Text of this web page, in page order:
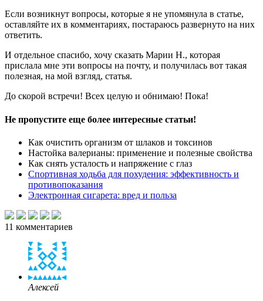
Если возникнут вопросы, которые я не упомянула в статье,
оставляйте их в комментариях, постараюсь развернуто на них
ответить.
И отдельное спасибо, хочу сказать Марии Н., которая
прислала мне эти вопросы на почту, и получилась вот такая
полезная, на мой взгляд, статья.
До скорой встречи! Всех целую и обнимаю! Пока!
Не пропустите еще более интересные статьи!
Как очистить организм от шлаков и токсинов
Настойка валерианы: применение и полезные свойства
Как снять усталость и напряжение с глаз
Спортивная ходьба для похудения: эффективность и
противопоказания
Электронная сигарета: вред и польза
11 комментариев
Алексей